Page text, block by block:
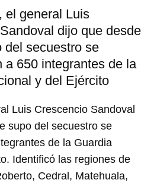
el general Luis
dijo que desde
del secuestro se
a 650 integrantes de la
y del Ejército
Luis Crescencio Sandoval
supo del secuestro se
de la Guardia
Identificó las regiones de
Cedral, Matehuala,